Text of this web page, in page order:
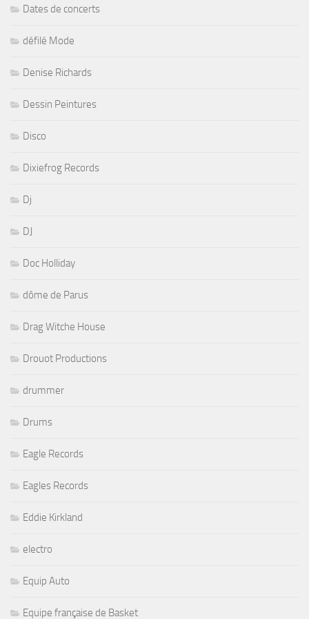
Dates de concerts
défilé Mode
Denise Richards
Dessin Peintures
Disco
Dixiefrog Records
Dj
DJ
Doc Holliday
dôme de Parus
Drag Witche House
Drouot Productions
drummer
Drums
Eagle Records
Eagles Records
Eddie Kirkland
electro
Equip Auto
Equipe française de Basket